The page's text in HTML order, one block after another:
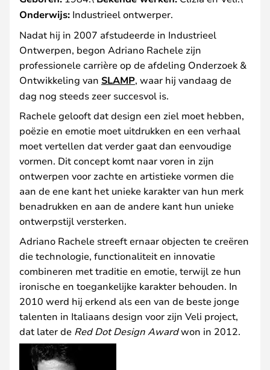
Onderwijs: Industrieel ontwerper.
Nadat hij in 2007 afstudeerde in Industrieel
Ontwerpen, begon Adriano Rachele zijn
professionele carrière op de afdeling Onderzoek &
Ontwikkeling van SLAMP, waar hij vandaag de
dag nog steeds zeer succesvol is.
Rachele gelooft dat design een ziel moet hebben,
poëzie en emotie moet uitdrukken en een verhaal
moet vertellen dat verder gaat dan eenvoudige
vormen. Dit concept komt naar voren in zijn
ontwerpen voor zachte en artistieke vormen die
aan de ene kant het unieke karakter van hun merk
benadrukken en aan de andere kant hun unieke
ontwerpstijl versterken.
Adriano Rachele streeft ernaar objecten te creëren
die technologie, functionaliteit en innovatie
combineren met traditie en emotie, terwijl ze hun
ironische en toegankelijke karakter behouden. In
2010 werd hij erkend als een van de beste jonge
talenten in Italiaans design voor zijn Veli project,
dat later de Red Dot Design Awardwon in 2012.